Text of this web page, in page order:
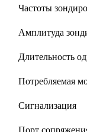
Частоты
Амплитуда
Длительность
Потребляемая
Сигнализация
Порт